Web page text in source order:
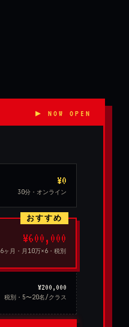
¥0
30分・オンライン
おすすめ
¥600,000
6ヶ月・月10万×6・税別
¥200,000
税別・5〜20名/クラス